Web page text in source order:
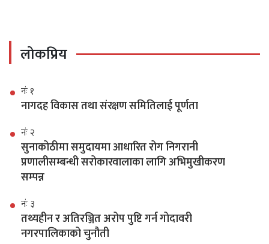
लोकप्रिय
नंः १
नागदह विकास तथा संरक्षण समितिलाई पूर्णता
नंः २
सुनाकोठीमा समुदायमा आधारित रोग निगरानी
प्रणालीसम्बन्धी सरोकारवालाका लागि अभिमुखीकरण
सम्पन्न
नंः ३
तथ्यहीन र अतिरञ्जित अरोप पुष्टि गर्न गोदावरी
नगरपालिकाको चुनौती